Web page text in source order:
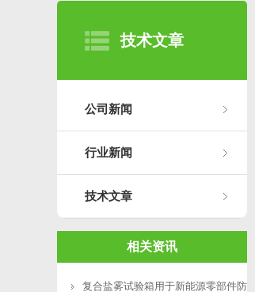
技术文章
公司新闻
行业新闻
技术文章
相关资讯
复合盐雾试验箱用于新能源零部件防腐